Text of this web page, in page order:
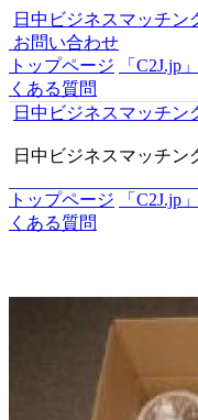
日中ビジネスマッチン
お問い合わせ
トップページ
「C2J.jp
くある質問
日中ビジネスマッチン
日中ビジネスマッチン
トップページ 「C2J.jp
くある質問